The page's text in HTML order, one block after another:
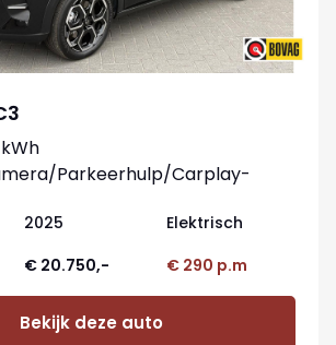
Parkeerhulp/Carplay-
2025 Elektrisch
€ 20.750,- € 290 p.m
Bekijk deze auto